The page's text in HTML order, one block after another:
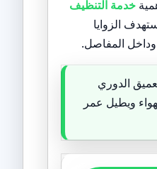
خدمة التنظيف
الزوايا
وداخل المفاصل.
الدوري
ويطيل عمر